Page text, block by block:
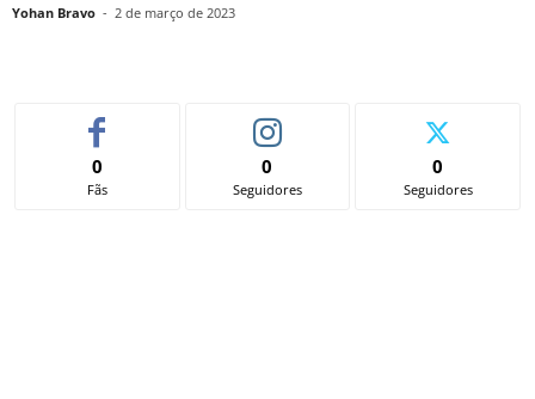
Yohan Bravo - 2 de março de 2023
0
Fãs
0
Seguidores
0
Seguidores